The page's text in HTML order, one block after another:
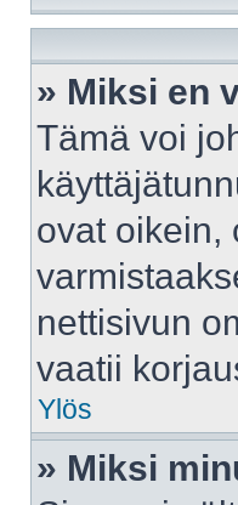
» Miksi en
Tämä voi
ovat oikein,
nettisivun
vaatii
Ylös
» Miksi